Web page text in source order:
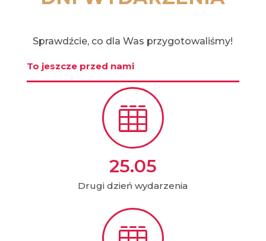
Sprawdźcie, co dla Was przygotowaliśmy!
To jeszcze przed nami

25.05
Drugi dzień wydarzenia